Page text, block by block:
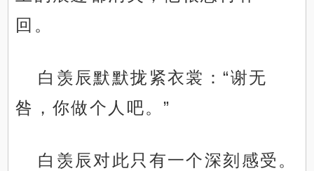
回。
白羡辰默默拢紧衣裳：“谢无
咎，你做个人吧。”
白羡辰对此只有一个深刻感受。